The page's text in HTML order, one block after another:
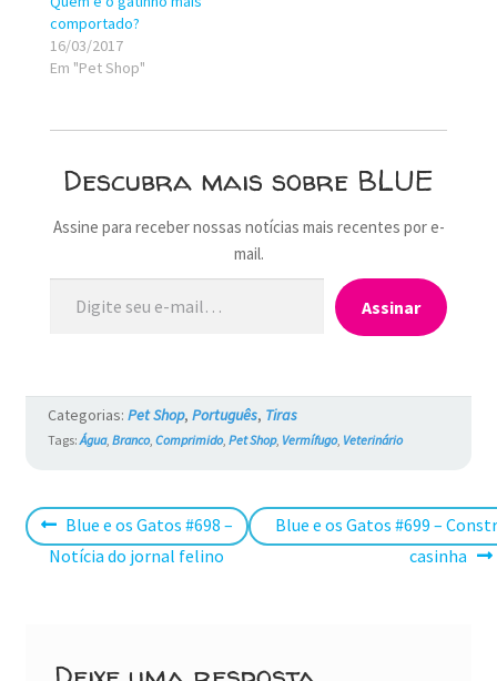
comportado?
16/03/2017
Em "Pet Shop"
Descubra mais sobre BLUE
Assine para receber nossas notícias mais recentes por e-
mail.
Digite seu e-mail…
Assinar
Categorias: Pet Shop, Português, Tiras
Tags:Água, Branco, Comprimido, Pet Shop, Vermífugo, Veterinário
Navegação
de
Post
anterior:
Blue e os Gatos #698 –
Notícia do jornal felino
Próximo
Blue e os Gatos #699 –
casinha